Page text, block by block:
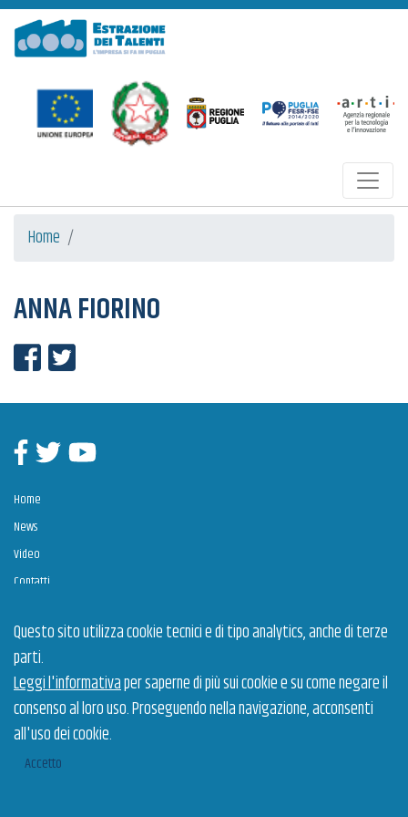
Estrazione dei Talenti
Home
ANNA FIORINO
Condividi su Facebook
Condividi su Twitter
Facebook
Twitter Youtube
Home
News
Video
Contatti
Estrazione dei Talenti è un intervento cofinanziato dall’Unione Europea a valere sul POR
dell'occupazione e il sostegno alla mobilità professionale" e OT X “Investire nell’istruzione,
nella formazione e nella formazione professionale per le competenze e l’apprendimento
permanente” – Azioni 8.5.1 e 10.4.2”.
Gestione dell'intervento
Questo sito utilizza cookie tecnici e di tipo analytics, anche di terze
parti.
Leggi l'informativaper saperne di più sui cookie e su come negare il
consenso al loro uso. Proseguendo nella navigazione, acconsenti
all'uso dei cookie.
Accetto